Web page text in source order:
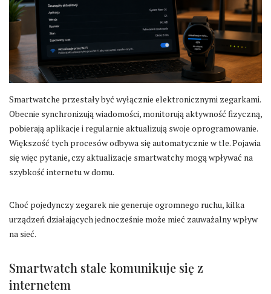
Smartwatche przestały być wyłącznie elektronicznymi zegarkami.
Obecnie synchronizują wiadomości, monitorują aktywność fizyczną,
pobierają aplikacje i regularnie aktualizują swoje oprogramowanie.
Większość tych procesów odbywa się automatycznie w tle. Pojawia
się więc pytanie, czy aktualizacje smartwatchy mogą wpływać na
szybkość internetu w domu.
Choć pojedynczy zegarek nie generuje ogromnego ruchu, kilka
urządzeń działających jednocześnie może mieć zauważalny wpływ
na sieć.
Smartwatch stale komunikuje się z
internetem